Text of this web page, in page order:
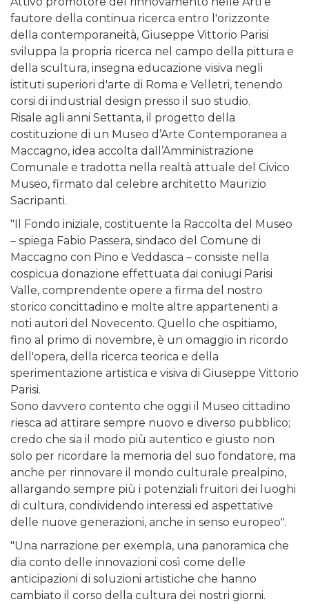
fautore della continua ricerca entro l'orizzonte
della contemporaneità, Giuseppe Vittorio Parisi
sviluppa la propria ricerca nel campo della pittura e
della scultura, insegna educazione visiva negli
istituti superiori d'arte di Roma e Velletri, tenendo
corsi di industrial design presso il suo studio.
Risale agli anni Settanta, il progetto della
costituzione di un Museo d’Arte Contemporanea a
Maccagno, idea accolta dall’Amministrazione
Comunale e tradotta nella realtà attuale del Civico
Museo, firmato dal celebre architetto Maurizio
Sacripanti.
"Il Fondo iniziale, costituente la Raccolta del Museo
– spiega Fabio Passera, sindaco del Comune di
Maccagno con Pino e Veddasca – consiste nella
cospicua donazione effettuata dai coniugi Parisi
Valle, comprendente opere a firma del nostro
storico concittadino e molte altre appartenenti a
noti autori del Novecento. Quello che ospitiamo,
fino al primo di novembre, è un omaggio in ricordo
dell'opera, della ricerca teorica e della
sperimentazione artistica e visiva di Giuseppe Vittorio
Parisi.
Sono davvero contento che oggi il Museo cittadino
riesca ad attirare sempre nuovo e diverso pubblico;
credo che sia il modo più autentico e giusto non
solo per ricordare la memoria del suo fondatore, ma
anche per rinnovare il mondo culturale prealpino,
allargando sempre più i potenziali fruitori dei luoghi
di cultura, condividendo interessi ed aspettative
delle nuove generazioni, anche in senso europeo".
"Una narrazione per exempla, una panoramica che
dia conto delle innovazioni così come delle
anticipazioni di soluzioni artistiche che hanno
cambiato il corso della cultura dei nostri giorni.